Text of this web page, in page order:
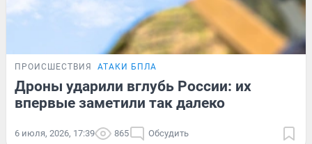
ПРОИСШЕСТВИЯ АТАКИ БПЛА
Дроны ударили вглубь России: их
впервые заметили так далеко
6 июля, 2026, 17:39 865 Обсудить